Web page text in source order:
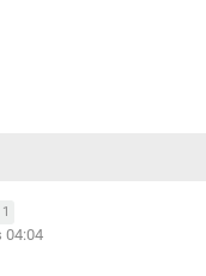
1
04:04